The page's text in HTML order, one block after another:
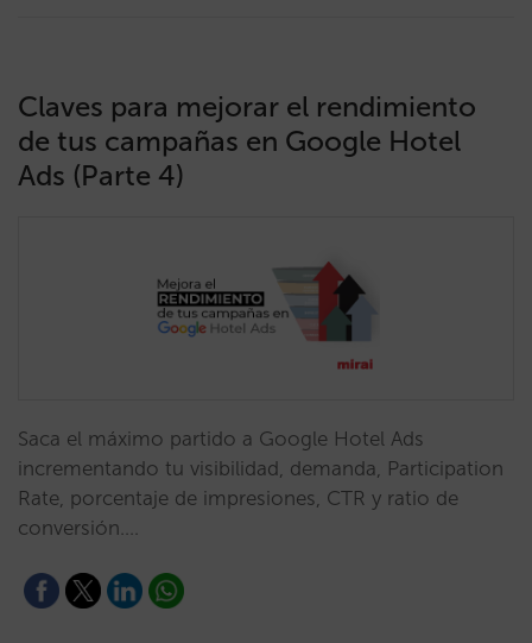
Claves para mejorar el rendimiento
de tus campañas en Google Hotel
Ads (Parte 4)
Saca el máximo partido a Google Hotel Ads
incrementando tu visibilidad, demanda, Participation
Rate, porcentaje de impresiones, CTR y ratio de
conversión.…